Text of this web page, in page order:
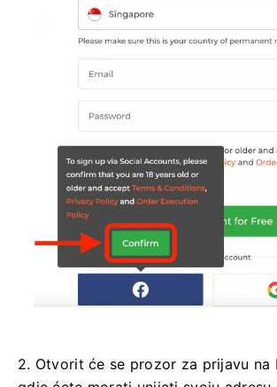
2. Otvorit će se prozor za prijavu na